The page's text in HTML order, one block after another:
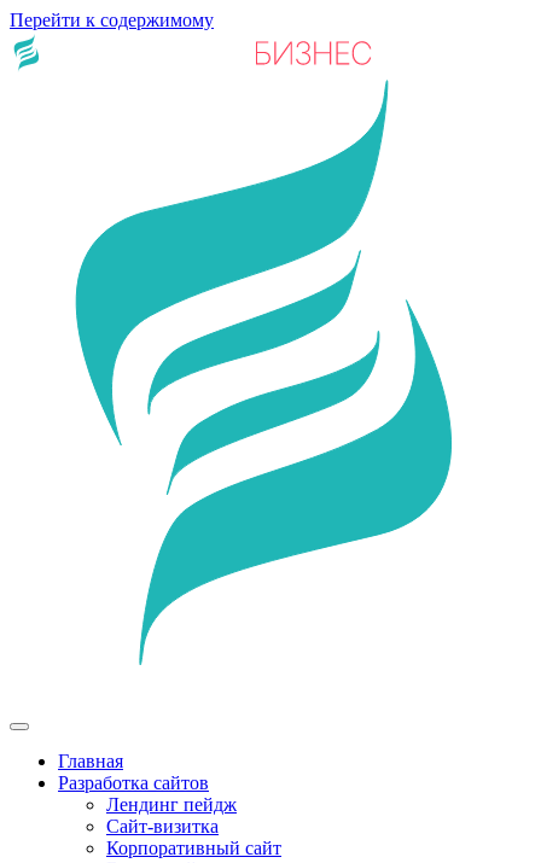
Перейти к содержимому
Главная
Разработка сайтов
Лендинг пейдж
Сайт-визитка
Корпоративный сайт